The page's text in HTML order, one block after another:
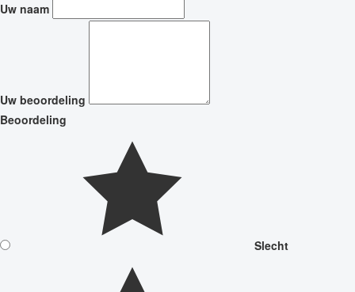
Uw naam
Uw beoordeling
Beoordeling
Slecht